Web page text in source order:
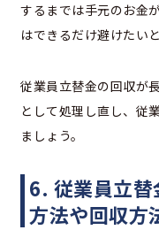
するまでは手元のお金
はできるだけ避けたい
従業員立替金の回収が
として処理し直し、従
ましょう。
6. 従業員立
方法や回収方